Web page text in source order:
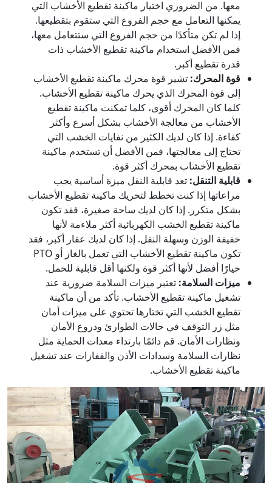
معها. من الضروري اختيار ماكينة تقطيع الأخشاب التي
يمكنها التعامل مع حجم الفروع التي ستقوم بتقطيعها.
إذا لم تكن متأكدًا من حجم الفروع التي ستتعامل معها،
فمن الأفضل استخدام ماكينة تقطيع الأخشاب ذات
قدرة تقطيع أكبر.
قوة المحرك: تشير قوة محرك ماكينة تقطيع الأخشاب
إلى قوة المحرك الذي يحرك ماكينة تقطيع الأخشاب.
كلما كان المحرك أقوى، كلما تمكنت ماكينة تقطيع
الأخشاب من معالجة الأخشاب بشكل أسرع وأكثر
كفاءة. إذا كان لديك الكثير من نفايات الخشب التي
تحتاج إلى معالجتها، فمن الأفضل أن تستخدم ماكينة
تقطيع الأخشاب بمحرك أكثر قوة.
قابلية التنقل: تعد قابلية النقل ميزة أساسية يجب
مراعاتها إذا كنت تخطط لتحريك ماكينة تقطيع الأخشاب
بشكل متكرر. إذا كان لديك ساحة صغيرة، فقد تكون
ماكينة تقطيع الخشب الكهربائية أكثر ملاءمة لأنها
خفيفة الوزن وسهلة النقل. إذا كان لديك عقار أكبر، فقد
تكون ماكينة تقطيع الأخشاب التي تعمل بالغاز أو PTO
خيارًا أفضل لأنها أكثر قوة ولكنها أقل قابلية للحمل.
ميزات السلامة: تعتبر ميزات السلامة ضرورية عند
تشغيل ماكينة تقطيع الأخشاب. تأكد من أن ماكينة
تقطيع الخشب التي تختارها تحتوي على ميزات أمان
مثل زر التوقف في حالات الطوارئ ودروع الأمان
ونظارات الأمان. قم دائمًا بارتداء معدات الحماية مثل
نظارات السلامة وسدادات الأذن والقفازات عند تشغيل
ماكينة تقطيع الأخشاب.